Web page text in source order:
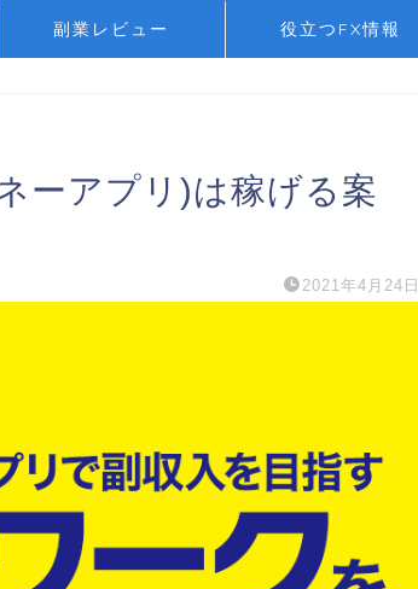
副業レビュー 役立つFX情報
ーアプリ)は稼げる案
2021年4月24日